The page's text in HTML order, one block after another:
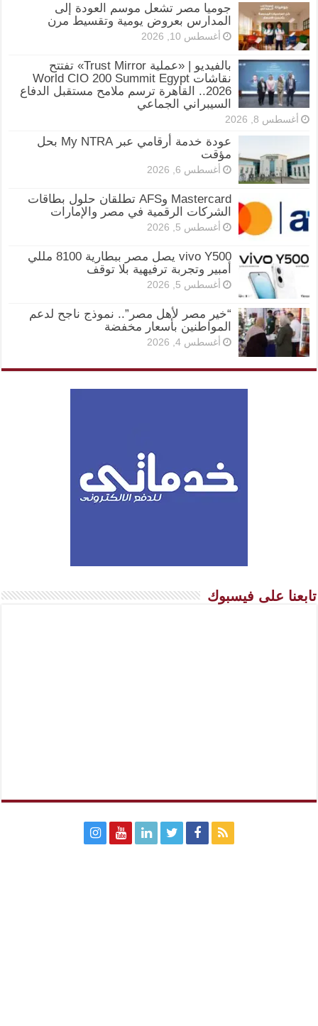
جوميا مصر تشعل موسم العودة إلى
المدارس بعروض يومية وتقسيط مرن
أغسطس 10, 2026
بالفيديو | «عملية Trust Mirror» تفتتح
نقاشات World CIO 200 Summit Egypt
2026.. القاهرة ترسم ملامح مستقبل الدفاع
السيبراني الجماعي
أغسطس 8, 2026
عودة خدمة أرقامي عبر My NTRA بحل
مؤقت
أغسطس 6, 2026
Mastercard وAFS تطلقان حلول بطاقات
الشركات الرقمية في مصر والإمارات
أغسطس 5, 2026
vivo Y500 يصل مصر ببطارية 8100 مللي
أمبير وتجربة ترفيهية بلا توقف
أغسطس 5, 2026
“خير مصر لأهل مصر”.. نموذج ناجح لدعم
المواطنين بأسعار مخفضة
أغسطس 4, 2026
تابعنا على فيسبوك